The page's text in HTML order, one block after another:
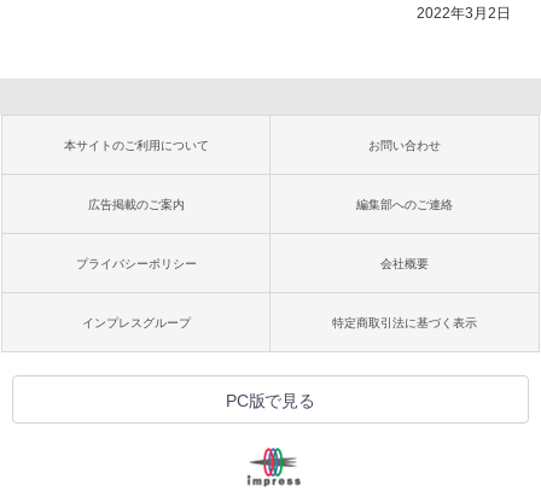
2022年3月2日
本サイトのご利用について お問い合わせ
広告掲載のご案内 編集部へのご連絡
プライバシーポリシー 会社概要
インプレスグループ 特定商取引法に基づく表示
PC版で見る